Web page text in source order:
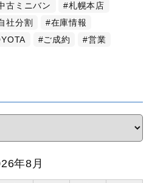
古ミニバン
札幌本店
社分割
在庫情報
ご成約
営業
年8月